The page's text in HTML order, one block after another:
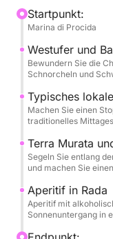
Besichtigung von
berühmten,
Meer von
Terra Murata,
ausgedehnte
Buchten.
des
Die Tour wird
alkoholischen
Anstoßen auf
ein typisches
Startpunkt:
Marina di Procida
Westufer und
Bewundern Sie die
Schnorcheln und
Typisches
Machen Sie einen
traditionelles
Terra Murata
Segeln Sie entlang
und machen Sie
Aperitif in Rada
Aperitif mit
Sonnenuntergang in